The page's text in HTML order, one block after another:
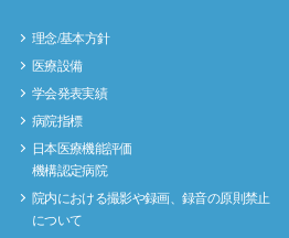
理念/基本方針
医療設備
学会発表実績
病院指標
日本医療機能評価
機構認定病院
院内における撮影や録画、録音の原則禁止
について